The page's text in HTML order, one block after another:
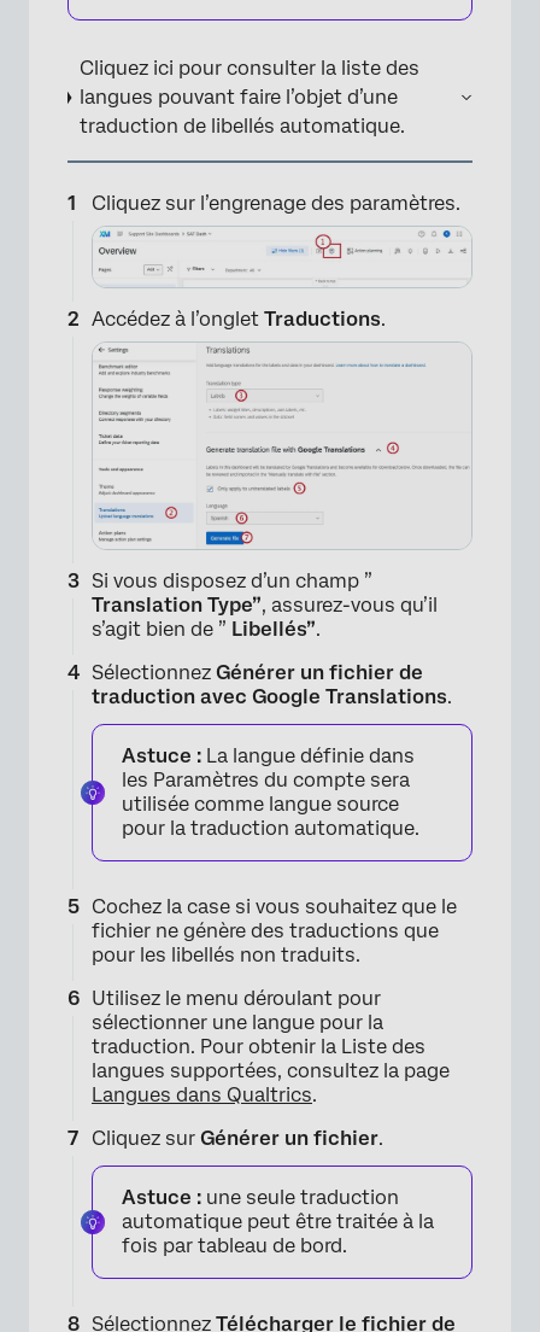
Cliquez ici pour consulter la liste des
langues pouvant faire l’objet d’une
traduction de libellés automatique.
Cliquez sur l’engrenage des paramètres.
Accédez à l’onglet Traductions.
Si vous disposez d’un champ ”
Translation Type”, assurez-vous qu’il
s’agit bien de ” Libellés”.
Sélectionnez Générer un fichier de
traduction avec Google Translations.
Astuce : La langue définie dans
les Paramètres du compte sera
utilisée comme langue source
pour la traduction automatique.
Cochez la case si vous souhaitez que le
fichier ne génère des traductions que
pour les libellés non traduits.
Utilisez le menu déroulant pour
sélectionner une langue pour la
traduction. Pour obtenir la Liste des
langues supportées, consultez la page
Langues dans Qualtrics.
Cliquez sur Générer un fichier.
Astuce : une seule traduction
automatique peut être traitée à la
fois par tableau de bord.
Sélectionnez Télécharger le fichier de